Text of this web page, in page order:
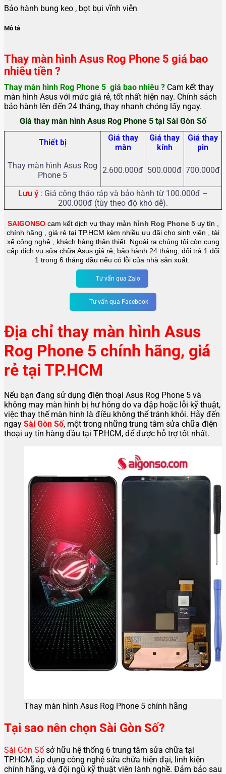
Bảo hành bung keo , bọt bụi vĩnh viễn
Mô tả
Thay màn hình Asus Rog Phone 5 giá bao
nhiêu tiền ?
Thay màn hình Rog Phone 5 giá bao nhiêu ? Cam kết thay
màn hình Asus với mức giá rẻ, tốt nhất hiện nay. Chính sách
bảo hành lên đến 24 tháng, thay nhanh chóng lấy ngay.
Giá thay màn hình Asus Rog Phone 5 tại Sài Gòn Số
Thiết bị
Giá thay
màn
Giá thay
kính
Giá thay
pin
Thay màn hình Asus Rog
Phone 5
2.600.000đ 500.000đ 700.000đ
Lưu ý : Giá công tháo ráp và bảo hành từ 100.000đ –
200.000đ (tùy theo độ khó dễ).
SAIGONSO cam kết dịch vụ thay màn hình Rog Phone 5 uy tín ,
chính hãng , giá rẻ tại TP.HCM kèm nhiều ưu đãi cho sinh viên , tài
xế công nghệ , khách hàng thân thiết. Ngoài ra chúng tôi còn cung
cấp dịch vụ sửa chữa Asus giá rẻ, bảo hành 24 tháng, đổi trả 1 đổi
1 trong 6 tháng đầu nếu có lỗi của nhà sản xuất.
Tư vấn qua Zalo
Tư vấn qua Facebook
Địa chỉ thay màn hình Asus
Rog Phone 5 chính hãng, giá
rẻ tại TP.HCM
Nếu bạn đang sử dụng điện thoại Asus Rog Phone 5 và
không may màn hình bị hư hỏng do va đập hoặc lỗi kỹ thuật,
việc thay thế màn hình là điều không thể tránh khỏi. Hãy đến
ngay Sài Gòn Số, một trong những trung tâm sửa chữa điện
thoại uy tín hàng đầu tại TP.HCM, để được hỗ trợ tốt nhất.
Thay màn hình Asus Rog Phone 5 chính hãng
Tại sao nên chọn Sài Gòn Số?
Sài Gòn Sốsở hữu hệ thống 6 trung tâm sửa chữa tại
TP.HCM, áp dụng công nghệ sửa chữa hiện đại, linh kiện
chính hãng, và đội ngũ kỹ thuật viên lành nghề. Đảm bảo sau